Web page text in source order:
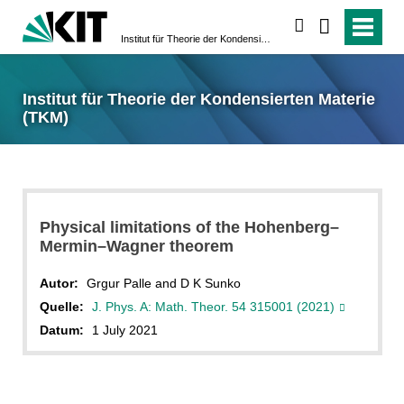
Institut für Theorie der Kondensierten Materie
(TKM)
Physical limitations of the Hohenberg–
Mermin–Wagner theorem
Autor:
Grgur Palle and D K Sunko
Quelle:
J. Phys. A: Math. Theor. 54 315001 (2021)
Datum:
1 July 2021